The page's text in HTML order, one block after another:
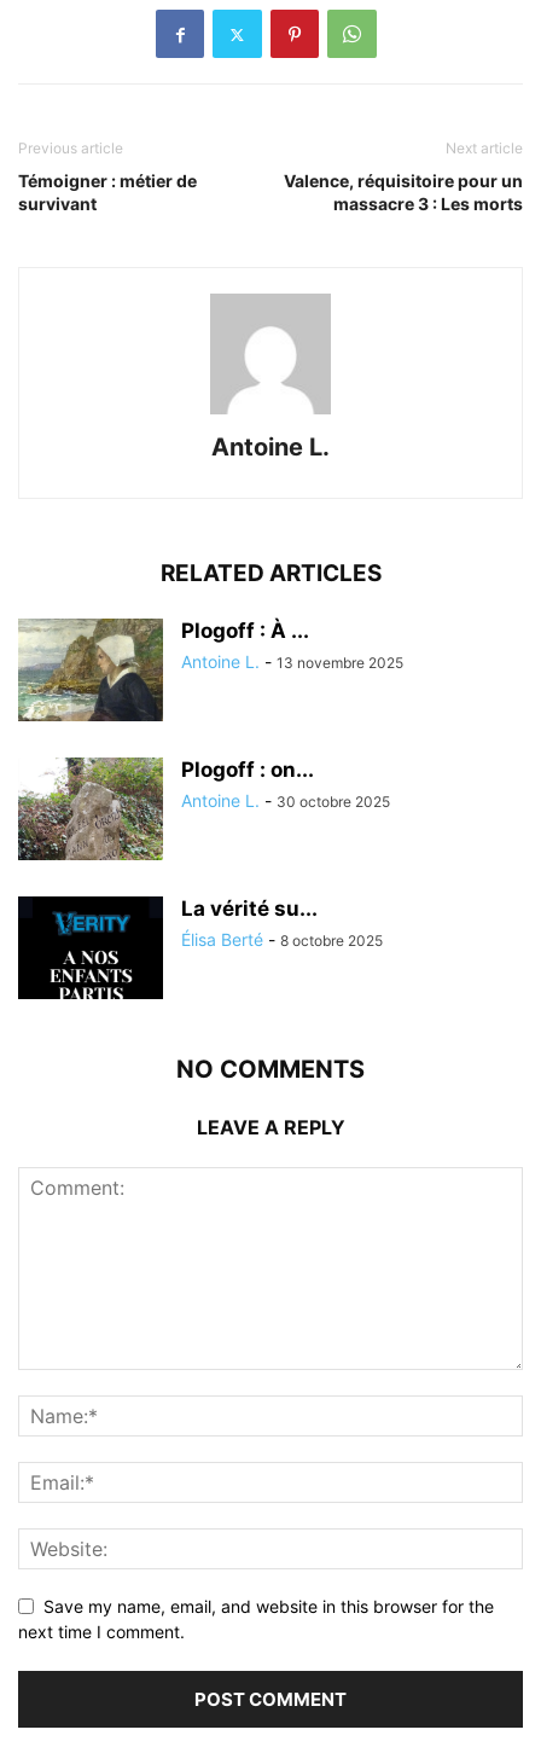
Previous article
Témoigner : métier de
survivant
Next article
Valence, réquisitoire pour un
massacre 3 : Les morts
Antoine L.
RELATED ARTICLES
Plogoff : À ...
Antoine L. - 13 novembre 2025
Plogoff : on...
Antoine L. - 30 octobre 2025
La vérité su...
Élisa Berté - 8 octobre 2025
NO COMMENTS
LEAVE A REPLY
Save my name, email, and website in this browser for the
next time I comment.